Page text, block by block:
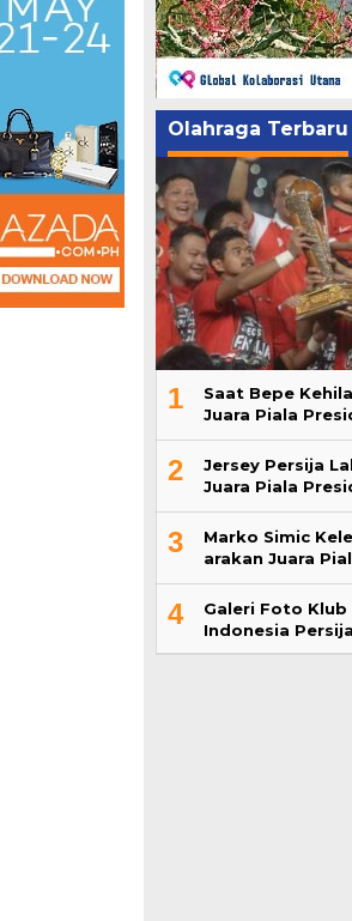
Olahraga Terbaru
1
Saat Bepe
Juara Piala
2
Jersey Persija
Juara Piala
3
Marko Simic
arakan Juara
4
Galeri Foto
Indonesia